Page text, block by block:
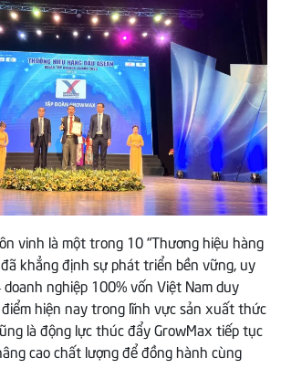
vinh là một trong 10 “Thương hiệu hàng
khẳng định sự phát triển bền vững, uy
nghiệp 100% vốn Việt Nam duy
hiện nay trong lĩnh vực sản xuất thức
là động lực thúc đẩy GrowMax tiếp tục
cao chất lượng để đồng hành cùng